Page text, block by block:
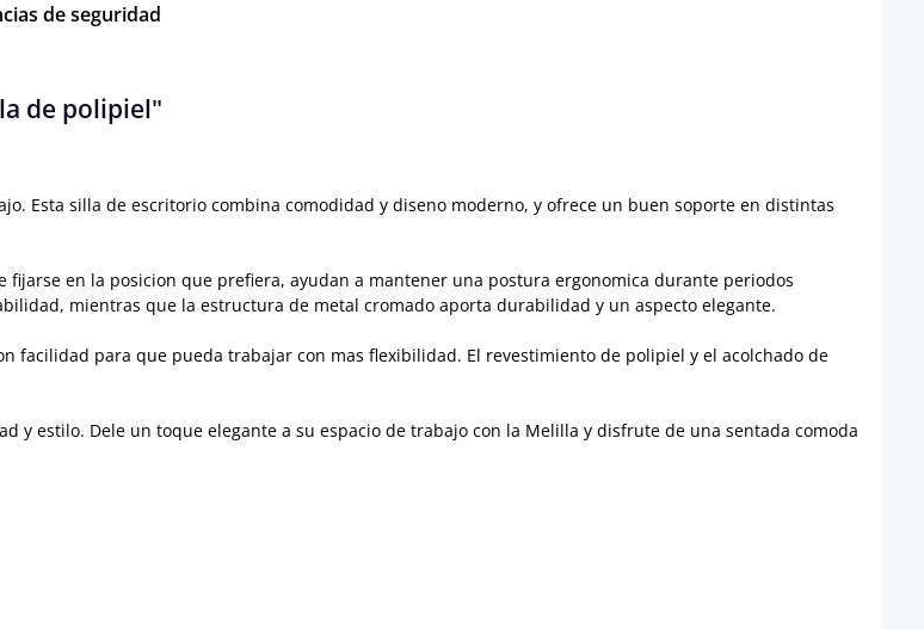
de seguridad
de polipiel"
Esta silla de escritorio combina comodidad y diseno moderno, y ofrece un buen soporte en distintas
en la posicion que prefiera, ayudan a mantener una postura ergonomica durante periodos
mientras que la estructura de metal cromado aporta durabilidad y un aspecto elegante.
facilidad para que pueda trabajar con mas flexibilidad. El revestimiento de polipiel y el acolchado de
y estilo. Dele un toque elegante a su espacio de trabajo con la Melilla y disfrute de una sentada comoda